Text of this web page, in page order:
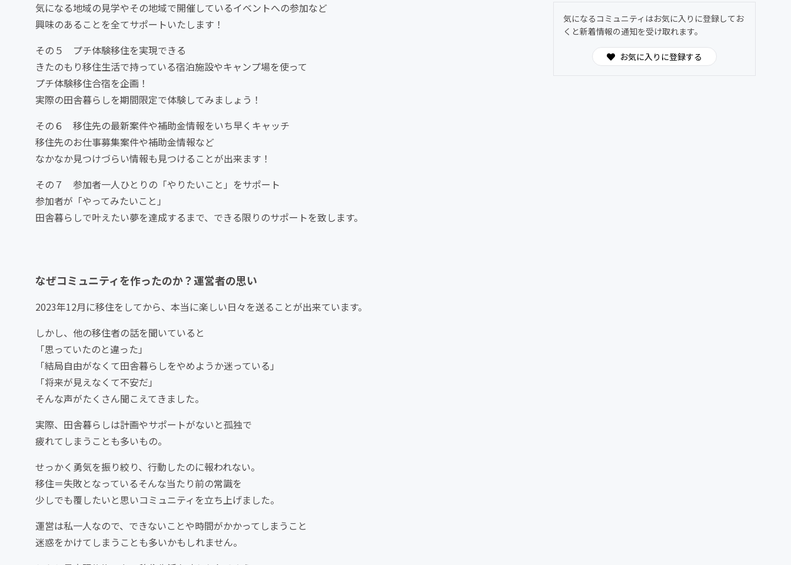
気になる地域の見学やその地域で開催しているイベントへの参加など
興味のあることを全てサポートいたします！
その５ プチ体験移住を実現できる
きたのもり移住生活で持っている宿泊施設やキャンプ場を使って
プチ体験移住合宿を企画！
実際の田舎暮らしを期間限定で体験してみましょう！
その６ 移住先の最新案件や補助金情報をいち早くキャッチ
移住先のお仕事募集案件や補助金情報など
なかなか見つけづらい情報も見つけることが出来ます！
その７ 参加者一人ひとりの「やりたいこと」をサポート
参加者が「やってみたいこと」
田舎暮らしで叶えたい夢を達成するまで、できる限りのサポートを致します。
なぜコミュニティを作ったのか？運営者の思い
2023年12月に移住をしてから、本当に楽しい日々を送ることが出来ています。
しかし、他の移住者の話を聞いていると
「思っていたのと違った」
「結局自由がなくて田舎暮らしをやめようか迷っている」
「将来が見えなくて不安だ」
そんな声がたくさん聞こえてきました。
実際、田舎暮らしは計画やサポートがないと孤独で
疲れてしまうことも多いもの。
せっかく勇気を振り絞り、行動したのに報われない。
移住＝失敗となっているそんな当たり前の常識を
少しでも覆したいと思いコミュニティを立ち上げました。
運営は私一人なので、できないことや時間がかかってしまうこと
迷惑をかけてしまうことも多いかもしれません。
気になるコミュニティはお気に入りに登録してお
くと新着情報の通知を受け取れます。
お気に入りに登録する